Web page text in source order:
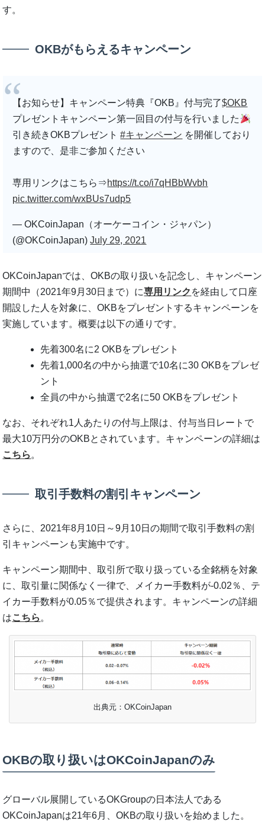
す。
OKBがもらえるキャンペーン
【お知らせ】キャンペーン特典『OKB』付与完了$OKB
プレゼントキャンペーン第一回目の付与を行いました
引き続きOKBプレゼント#キャンペーン を開催しており
ますので、是非ご参加ください
専用リンクはこちら⇒https://t.co/i7qHBbWvbh
pic.twitter.com/wxBUs7udp5
— OKCoinJapan（オーケーコイン・ジャパン）
(@OKCoinJapan)July 29, 2021
OKCoinJapanでは、OKBの取り扱いを記念し、キャンペーン
期間中（2021年9月30日まで）に専用リンク を経由して口座
開設した人を対象に、OKBをプレゼントするキャンペーンを
実施しています。概要は以下の通りです。
先着300名に2 OKBをプレゼント
先着1,000名の中から抽選で10名に30 OKBをプレゼ
ント
全員の中から抽選で2名に50 OKBをプレゼント
なお、それぞれ1人あたりの付与上限は、付与当日レートで
最大10万円分のOKBとされています。キャンペーンの詳細は
こちら 。
取引手数料の割引キャンペーン
さらに、2021年8月10日～9月10日の期間で取引手数料の割
引キャンペーンも実施中です。
キャンペーン期間中、取引所で取り扱っている全銘柄を対象
に、取引量に関係なく一律で、メイカー手数料が-0.02％、テ
イカー手数料が0.05％で提供されます。キャンペーンの詳細
はこちら 。
出典元：OKCoinJapan
OKBの取り扱いはOKCoinJapanのみ
グローバル展開しているOKGroupの日本法人である
OKCoinJapanは21年6月、OKBの取り扱いを始めました。